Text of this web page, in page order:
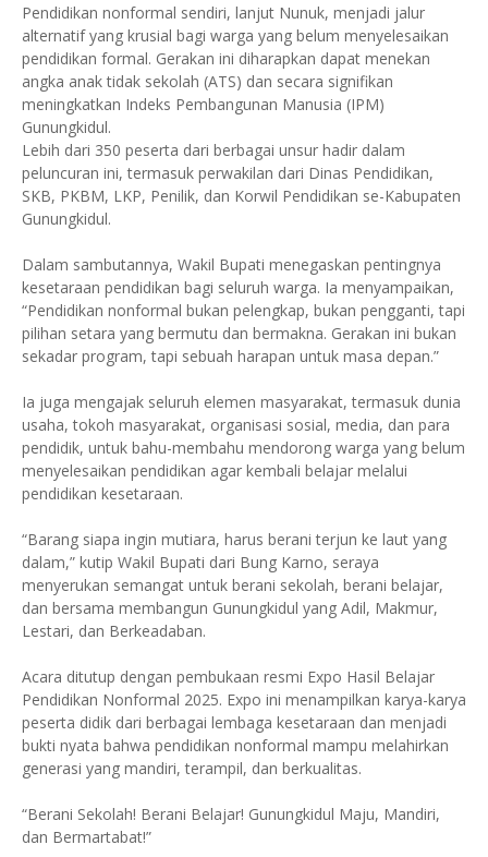
Pendidikan nonformal sendiri, lanjut Nunuk, menjadi jalur
alternatif yang krusial bagi warga yang belum menyelesaikan
pendidikan formal. Gerakan ini diharapkan dapat menekan
angka anak tidak sekolah (ATS) dan secara signifikan
meningkatkan Indeks Pembangunan Manusia (IPM)
Gunungkidul.
Lebih dari 350 peserta dari berbagai unsur hadir dalam
peluncuran ini, termasuk perwakilan dari Dinas Pendidikan,
SKB, PKBM, LKP, Penilik, dan Korwil Pendidikan se-Kabupaten
Gunungkidul.
Dalam sambutannya, Wakil Bupati menegaskan pentingnya
kesetaraan pendidikan bagi seluruh warga. Ia menyampaikan,
“Pendidikan nonformal bukan pelengkap, bukan pengganti, tapi
pilihan setara yang bermutu dan bermakna. Gerakan ini bukan
sekadar program, tapi sebuah harapan untuk masa depan.”
Ia juga mengajak seluruh elemen masyarakat, termasuk dunia
usaha, tokoh masyarakat, organisasi sosial, media, dan para
pendidik, untuk bahu-membahu mendorong warga yang belum
menyelesaikan pendidikan agar kembali belajar melalui
pendidikan kesetaraan.
“Barang siapa ingin mutiara, harus berani terjun ke laut yang
dalam,” kutip Wakil Bupati dari Bung Karno, seraya
menyerukan semangat untuk berani sekolah, berani belajar,
dan bersama membangun Gunungkidul yang Adil, Makmur,
Lestari, dan Berkeadaban.
Acara ditutup dengan pembukaan resmi Expo Hasil Belajar
Pendidikan Nonformal 2025. Expo ini menampilkan karya-karya
peserta didik dari berbagai lembaga kesetaraan dan menjadi
bukti nyata bahwa pendidikan nonformal mampu melahirkan
generasi yang mandiri, terampil, dan berkualitas.
“Berani Sekolah! Berani Belajar! Gunungkidul Maju, Mandiri,
dan Bermartabat!”